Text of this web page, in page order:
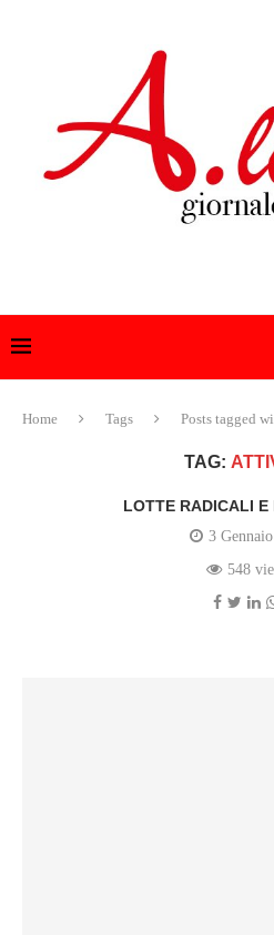
Home Tags Posts tagged
TAG:
LOTTE RADICALI E
3
548